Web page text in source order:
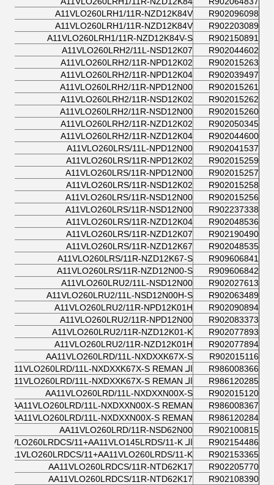
R902096098
A11VLO260LRH1/11R-NZD12K84V
R902203089
A11VLO260LRH1/11R-NZD12K84V
R902150891
A11VLO260LRH1/11R-NZD12K84V-S
R902044602
A11VLO260LRH2/11L-NSD12K07
R902015263
A11VLO260LRH2/11R-NPD12K02
R902039497
A11VLO260LRH2/11R-NPD12K04
R902015261
A11VLO260LRH2/11R-NPD12N00
R902015262
A11VLO260LRH2/11R-NSD12K02
R902015260
A11VLO260LRH2/11R-NSD12N00
R902050345
A11VLO260LRH2/11R-NZD12K02
R902044600
A11VLO260LRH2/11R-NZD12K04
R902041537
A11VLO260LRS/11L-NPD12N00
R902015259
A11VLO260LRS/11R-NPD12K02
R902015257
A11VLO260LRS/11R-NPD12N00
R902015258
A11VLO260LRS/11R-NSD12K02
R902015256
A11VLO260LRS/11R-NSD12N00
R902237338
A11VLO260LRS/11R-NSD12N00
R902048536
A11VLO260LRS/11R-NZD12K04
R902190490
A11VLO260LRS/11R-NZD12K07
R902048535
A11VLO260LRS/11R-NZD12K67
R909606841
A11VLO260LRS/11R-NZD12K67-S
R909606842
A11VLO260LRS/11R-NZD12N00-S
R902027613
A11VLO260LRU2/11L-NSD12N00
R902063489
A11VLO260LRU2/11L-NSD12N00H-S
R902090894
A11VLO260LRU2/11R-NPD12K01H
R902083373
A11VLO260LRU2/11R-NPD12N00
R902077893
A11VLO260LRU2/11R-NZD12K01-K
R902077894
A11VLO260LRU2/11R-NZD12K01H
R902015116
AA11VLO260LRD/11L-NXDXXK67X-S
R986008366
الـ AA11VLO260LRD/11L-NXDXXK67X-S REMAN
R986120285
الـ AA11VLO260LRD/11L-NXDXXK67X-S REMAN
R902015120
AA11VLO260LRD/11L-NXDXXN00X-S
R986008367
AA11VLO260LRD/11L-NXDXXN00X-S REMAN
R986120284
AA11VLO260LRD/11L-NXDXXN00X-S REMAN
R902100815
AA11VLO260LRD/11R-NSD62N00
R902154486
الـ AA11VLO260LRDCS/11+AA11VLO145LRDS/11-K
R902153365
AA11VLO260LRDCS/11+AA11VLO260LRDS/11-K
R902205770
AA11VLO260LRDCS/11R-NTD62K17
R902108390
AA11VLO260LRDCS/11R-NTD62K17